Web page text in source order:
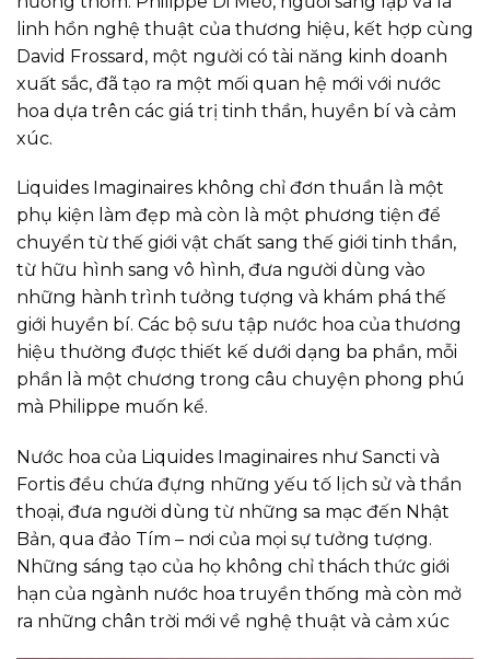
linh hồn nghệ thuật của thương hiệu, kết hợp cùng
David Frossard, một người có tài năng kinh doanh
xuất sắc, đã tạo ra một mối quan hệ mới với nước
hoa dựa trên các giá trị tinh thần, huyền bí và cảm
xúc.
Liquides Imaginaires không chỉ đơn thuần là một
phụ kiện làm đẹp mà còn là một phương tiện để
chuyển từ thế giới vật chất sang thế giới tinh thần,
từ hữu hình sang vô hình, đưa người dùng vào
những hành trình tưởng tượng và khám phá thế
giới huyền bí. Các bộ sưu tập nước hoa của thương
hiệu thường được thiết kế dưới dạng ba phần, mỗi
phần là một chương trong câu chuyện phong phú
mà Philippe muốn kể.
Nước hoa của Liquides Imaginaires như Sancti và
Fortis đều chứa đựng những yếu tố lịch sử và thần
thoại, đưa người dùng từ những sa mạc đến Nhật
Bản, qua đảo Tím – nơi của mọi sự tưởng tượng.
Những sáng tạo của họ không chỉ thách thức giới
hạn của ngành nước hoa truyền thống mà còn mở
ra những chân trời mới về nghệ thuật và cảm xúc​